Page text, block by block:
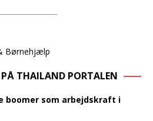
THAILAND PORTALEN
boomer som arbejdskraft i